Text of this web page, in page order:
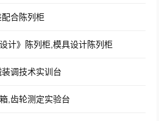
配合陈列柜
计》陈列柜,模具设计陈列柜
调技术实训台
,齿轮测定实验台